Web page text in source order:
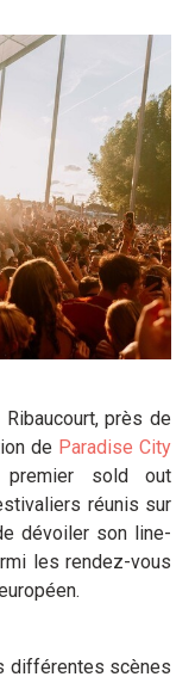
près de
de Paradise City
sold out
réunis sur
dévoiler son line-
les rendez-vous
différentes scènes